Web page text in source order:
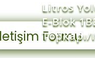
Formu
Litros
E-Blok